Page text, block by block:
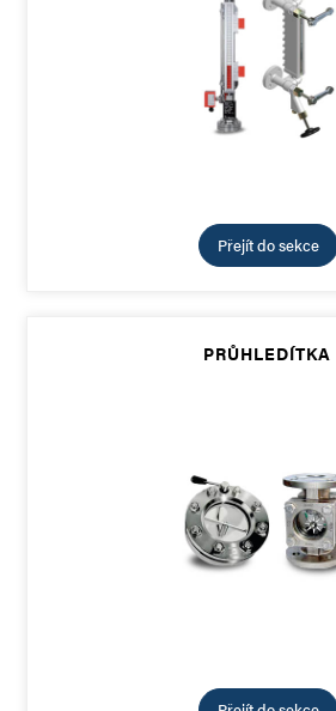
Přejít do sekce
PRŮHLEDÍTKA